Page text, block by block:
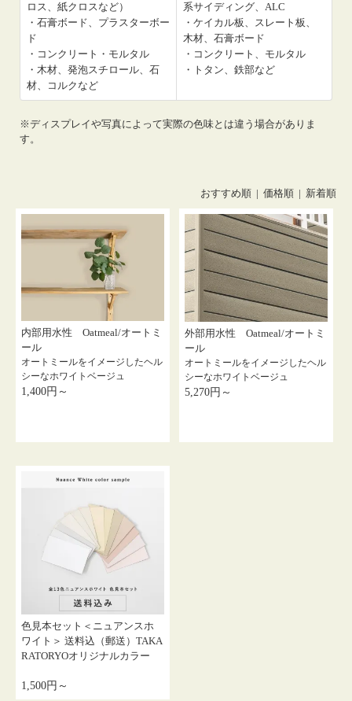
ロス、紙クロスなど）
・石膏ボード、プラスターボー
ド
・コンクリート・モルタル
・木材、発泡スチロール、石
材、コルクなど
系サイディング、ALC
・ケイカル板、スレート板、
木材、石膏ボード
・コンクリート、モルタル
・トタン、鉄部など
※ディスプレイや写真によって実際の色味とは違う場合がありま
す。
おすすめ順 | 価格順 | 新着順
内部用水性 Oatmeal/オートミ
ール
オートミールをイメージしたヘル
シーなホワイトベージュ
1,400円～
外部用水性 Oatmeal/オートミ
ール
オートミールをイメージしたヘル
シーなホワイトベージュ
5,270円～
色見本セット＜ニュアンスホ
ワイト＞ 送料込（郵送）TAKA
RATORYOオリジナルカラー
1,500円～